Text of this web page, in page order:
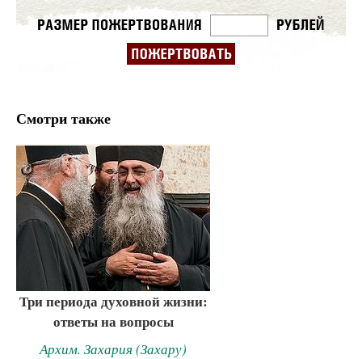
Смотри также
Три периода духовной жизни:
ответы на вопросы
Архим. Захария (Захару)